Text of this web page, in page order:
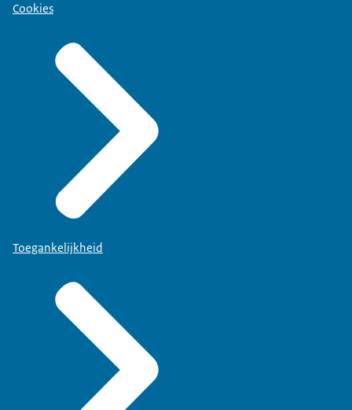
Cookies
Toegankelijkheid